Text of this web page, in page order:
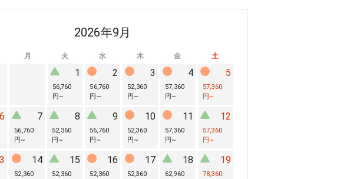
2026年9月
月 火 水 木 金 土
1
56,760
円 ~
2
56,760
円 ~
3
52,360
円 ~
4
57,360
円 ~
5
57,360
円 ~
6 7
56,760
円 ~
8
52,360
円 ~
9
56,760
円 ~
10
52,360
円 ~
11
57,360
円 ~
12
57,360
円 ~
14
52,360
15
52,360
16
52,360
17
52,360
18
62,960
19
78,360